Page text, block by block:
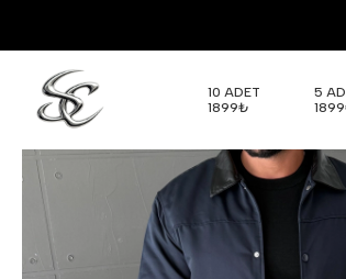
10 ADET
1899₺
5